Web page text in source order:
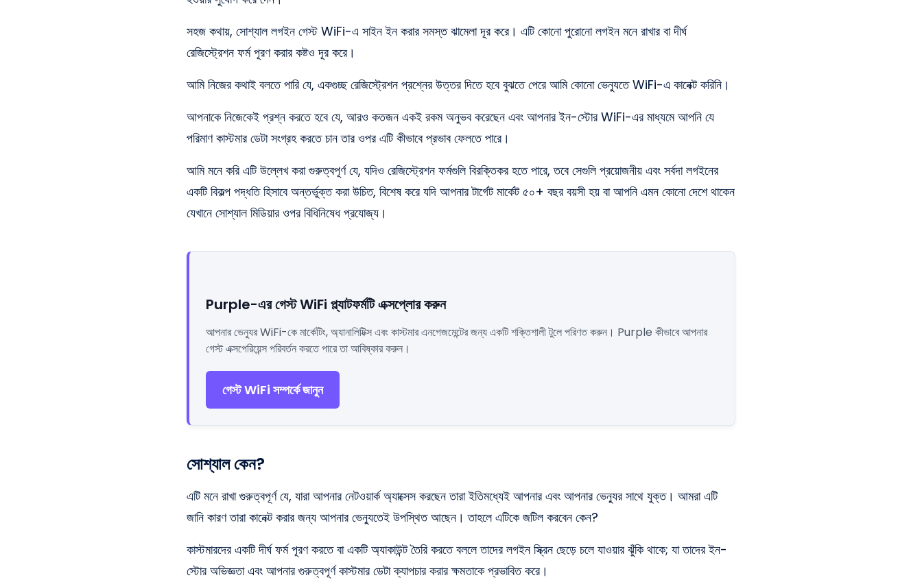
সহজ কথায়, সোশ্যাল লগইন গেস্ট WiFi-এ সাইন ইন করার সমস্ত ঝামেলা দূর করে। এটি কোনো পুরোনো লগইন মনে রাখার বা দীর্ঘ
রেজিস্ট্রেশন ফর্ম পূরণ করার কষ্টও দূর করে।
আমি নিজের কথাই বলতে পারি যে, একগুচ্ছ রেজিস্ট্রেশন প্রশ্নের উত্তর দিতে হবে বুঝতে পেরে আমি কোনো ভেন্যুতে WiFi-এ কানেক্ট করিনি।
আপনাকে নিজেকেই প্রশ্ন করতে হবে যে, আরও কতজন একই রকম অনুভব করেছেন এবং আপনার ইন-স্টোর WiFi-এর মাধ্যমে আপনি যে
পরিমাণ কাস্টমার ডেটা সংগ্রহ করতে চান তার ওপর এটি কীভাবে প্রভাব ফেলতে পারে।
আমি মনে করি এটি উল্লেখ করা গুরুত্বপূর্ণ যে, যদিও রেজিস্ট্রেশন ফর্মগুলি বিরক্তিকর হতে পারে, তবে সেগুলি প্রয়োজনীয় এবং সর্বদা লগইনের
একটি বিকল্প পদ্ধতি হিসাবে অন্তর্ভুক্ত করা উচিত, বিশেষ করে যদি আপনার টার্গেট মার্কেট ৫০+ বছর বয়সী হয় বা আপনি এমন কোনো দেশে থাকেন
যেখানে সোশ্যাল মিডিয়ার ওপর বিধিনিষেধ প্রযোজ্য।
Purple-এর গেস্ট WiFi প্ল্যাটফর্মটি এক্সপ্লোর করুন
আপনার ভেন্যুর WiFi-কে মার্কেটিং, অ্যানালিটিক্স এবং কাস্টমার এনগেজমেন্টের জন্য একটি শক্তিশালী টুলে পরিণত করুন। Purple কীভাবে আপনার
গেস্ট এক্সপেরিয়েন্স পরিবর্তন করতে পারে তা আবিষ্কার করুন।
গেস্ট WiFi সম্পর্কে জানুন
সোশ্যাল কেন?
এটি মনে রাখা গুরুত্বপূর্ণ যে, যারা আপনার নেটওয়ার্ক অ্যাক্সেস করছেন তারা ইতিমধ্যেই আপনার এবং আপনার ভেন্যুর সাথে যুক্ত। আমরা এটি
জানি কারণ তারা কানেক্ট করার জন্য আপনার ভেন্যুতেই উপস্থিত আছেন। তাহলে এটিকে জটিল করবেন কেন?
কাস্টমারদের একটি দীর্ঘ ফর্ম পূরণ করতে বা একটি অ্যাকাউন্ট তৈরি করতে বললে তাদের লগইন স্ক্রিন ছেড়ে চলে যাওয়ার ঝুঁকি থাকে; যা তাদের ইন-
স্টোর অভিজ্ঞতা এবং আপনার গুরুত্বপূর্ণ কাস্টমার ডেটা ক্যাপচার করার ক্ষমতাকে প্রভাবিত করে।